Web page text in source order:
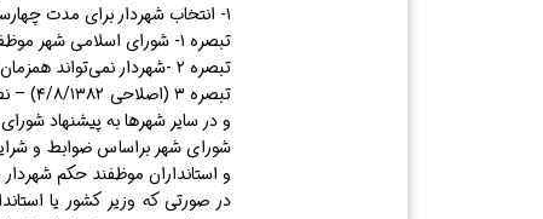
۱- انتخاب شهردار برای مدت چهارسال.
تبصره ۱- شورای اسلامی شهر موظف است بلافاصله پس از رسمیت یافتن نسبت به انتخاب شهردار واجد شرایط اقدام نماید.
تبصره ۲ -شهردار نمی‌تواند همزمان عضو شورای شهر باشد.
و در سایر شهر‌ها به پیشنهاد
شورای شهر براساس ضوابط و
و استانداران موظفند حکم
در صورتی که وزیر کشور یا